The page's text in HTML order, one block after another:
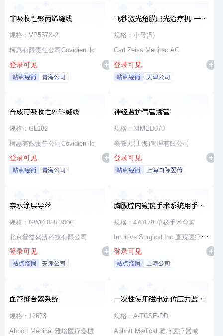
非吸收性聚丙烯缝线
规格：VP557X-2
柯惠有限责任公司Covidien llc
登录可见
站点经销 青海公司
飞秒激光角膜屈光治疗机-一次
性使用无菌治疗包
规格：小号(S)
Carl Zeiss Meditec AG
登录可见
站点经销 天津公司
合成可吸收性外科缝线
规格：GL182
柯惠有限责任公司Covidien llc
登录可见
站点经销 青海公司
神经监护气管插管
规格：NIMED070
美敦力(上海)管理有限公司
登录可见
站点经销 上海国际医药
亲水涂层导丝
规格：GWO-035-300C
北京普益盛济科技有限公司
登录可见
站点经销 天津公司
胸腹腔内窥镜手术系统用手术
器械
规格：470179 单极手术弯剪
Intuitive Surgical,Inc.直观医疗公
司
登录可见
站点经销 上海公司
血管缝合器系统
规格：12673
Abbott Medical 雅培医疗器械
一次性使用磁电定位压力监测
消融导管
规格：A-TCSE-DD
Abbott Medical 雅培医疗器械